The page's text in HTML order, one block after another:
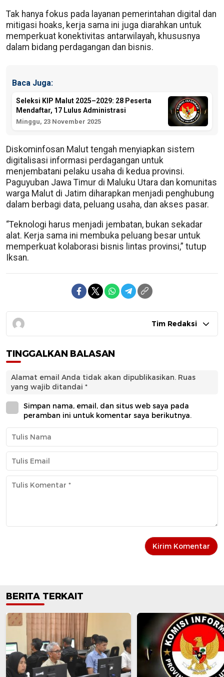
Tak hanya fokus pada layanan pemerintahan digital dan
mitigasi hoaks, kerja sama ini juga diarahkan untuk
memperkuat konektivitas antarwilayah, khususnya
dalam bidang perdagangan dan bisnis.
Baca Juga:
Seleksi KIP Malut 2025–2029: 28 Peserta
Mendaftar, 17 Lulus Administrasi
Minggu, 23 November 2025
Diskominfosan Malut tengah menyiapkan sistem
digitalisasi informasi perdagangan untuk
menjembatani pelaku usaha di kedua provinsi.
Paguyuban Jawa Timur di Maluku Utara dan komunitas
warga Malut di Jatim diharapkan menjadi penghubung
dalam berbagi data, peluang usaha, dan akses pasar.
“Teknologi harus menjadi jembatan, bukan sekadar
alat. Kerja sama ini membuka peluang besar untuk
memperkuat kolaborasi bisnis lintas provinsi,” tutup
Iksan.
Tim Redaksi
TINGGALKAN BALASAN
Alamat email Anda tidak akan dipublikasikan. Ruas
yang wajib ditandai *
Simpan nama, email, dan situs web saya pada
peramban ini untuk komentar saya berikutnya.
BERITA TERKAIT